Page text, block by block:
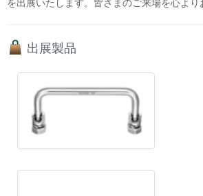
を出展いたします。皆さまのご来場を心より
出展製品